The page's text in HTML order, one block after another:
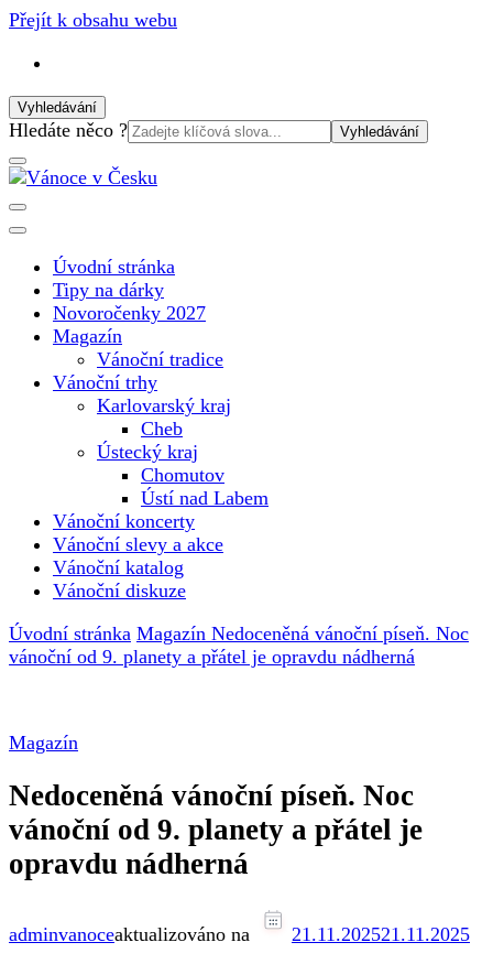
Přejít k obsahu webu
Vyhledávání
Vyhledat:
Hledáte něco ?
Vánoce v Česku
nejkrásnějším svátku v roce v České republice
Úvodní stránka
Tipy na dárky
Novoročenky 2027
Magazín
Vánoční tradice
Vánoční trhy
Karlovarský kraj
Cheb
Ústecký kraj
Chomutov
Ústí nad Labem
Vánoční koncerty
Vánoční slevy a akce
Vánoční katalog
Vánoční diskuze
Úvodní stránka Magazín Nedoceněná vánoční píseň. Noc
vánoční od 9. planety a přátel je opravdu nádherná
Magazín
Nedoceněná vánoční píseň. Noc
vánoční od 9. planety a přátel je
opravdu nádherná
adminvanoceaktualizováno na 21.11.202521.11.2025